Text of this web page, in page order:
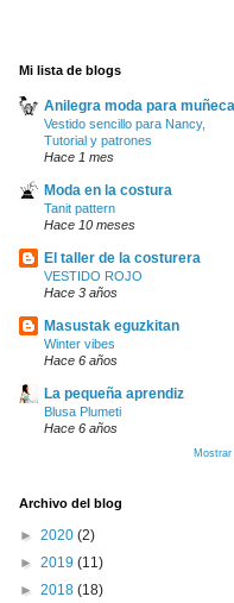
Mi lista de blogs
Anilegra moda para
Vestido sencillo para Nancy,
Tutorial y patrones
Hace 1 mes
Moda en la costura
Tanit pattern
Hace 10 meses
El taller de la costurera
VESTIDO ROJO
Hace 3 años
Masustak eguzkitan
Winter vibes
Hace 6 años
La pequeña aprendiz
Blusa Plumeti
Hace 6 años
Mostrar
Archivo del blog
► 2020 (2)
► 2019 (11)
► 2018 (18)